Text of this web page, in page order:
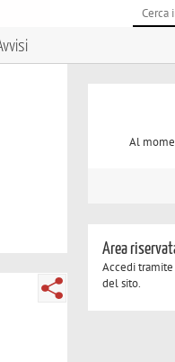
Al
Area
Accedi tramite
del sito.